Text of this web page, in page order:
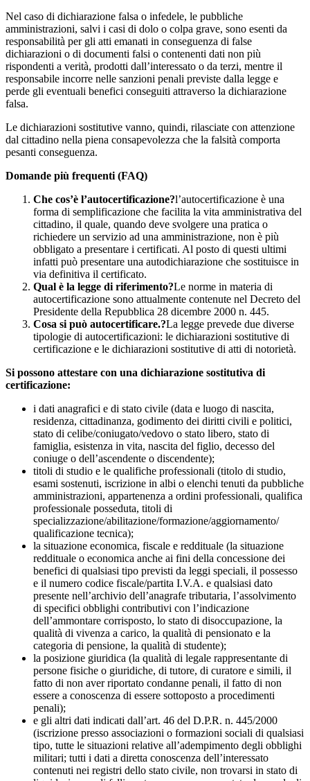
Nel caso di dichiarazione falsa o infedele, le pubbliche
amministrazioni, salvi i casi di dolo o colpa grave, sono esenti da
responsabilità per gli atti emanati in conseguenza di false
dichiarazioni o di documenti falsi o contenenti dati non più
rispondenti a verità, prodotti dall’interessato o da terzi, mentre il
responsabile incorre nelle sanzioni penali previste dalla legge e
perde gli eventuali benefici conseguiti attraverso la dichiarazione
falsa.
Le dichiarazioni sostitutive vanno, quindi, rilasciate con attenzione
dal cittadino nella piena consapevolezza che la falsità comporta
pesanti conseguenza.
Domande più frequenti (FAQ)
Che cos’è l’autocertificazione?l’autocertificazione è una
forma di semplificazione che facilita la vita amministrativa del
cittadino, il quale, quando deve svolgere una pratica o
richiedere un servizio ad una amministrazione, non è più
obbligato a presentare i certificati. Al posto di questi ultimi
infatti può presentare una autodichiarazione che sostituisce in
via definitiva il certificato.
Qual è la legge di riferimento?Le norme in materia di
autocertificazione sono attualmente contenute nel Decreto del
Presidente della Repubblica 28 dicembre 2000 n. 445.
Cosa si può autocertificare.?La legge prevede due diverse
tipologie di autocertificazioni: le dichiarazioni sostitutive di
certificazione e le dichiarazioni sostitutive di atti di notorietà.
Si possono attestare con una dichiarazione sostitutiva di
certificazione:
i dati anagrafici e di stato civile (data e luogo di nascita,
residenza, cittadinanza, godimento dei diritti civili e politici,
stato di celibe/coniugato/vedovo o stato libero, stato di
famiglia, esistenza in vita, nascita del figlio, decesso del
coniuge o dell’ascendente o discendente);
titoli di studio e le qualifiche professionali (titolo di studio,
esami sostenuti, iscrizione in albi o elenchi tenuti da pubbliche
amministrazioni, appartenenza a ordini professionali, qualifica
professionale posseduta, titoli di
specializzazione/abilitazione/formazione/aggiornamento/
qualificazione tecnica);
la situazione economica, fiscale e reddituale (la situazione
reddituale o economica anche ai fini della concessione dei
benefici di qualsiasi tipo previsti da leggi speciali, il possesso
e il numero codice fiscale/partita I.V.A. e qualsiasi dato
presente nell’archivio dell’anagrafe tributaria, l’assolvimento
di specifici obblighi contributivi con l’indicazione
dell’ammontare corrisposto, lo stato di disoccupazione, la
qualità di vivenza a carico, la qualità di pensionato e la
categoria di pensione, la qualità di studente);
la posizione giuridica (la qualità di legale rappresentante di
persone fisiche o giuridiche, di tutore, di curatore e simili, il
fatto di non aver riportato condanne penali, il fatto di non
essere a conoscenza di essere sottoposto a procedimenti
penali);
e gli altri dati indicati dall’art. 46 del D.P.R. n. 445/2000
(iscrizione presso associazioni o formazioni sociali di qualsiasi
tipo, tutte le situazioni relative all’adempimento degli obblighi
militari; tutti i dati a diretta conoscenza dell’interessato
contenuti nei registri dello stato civile, non trovarsi in stato di